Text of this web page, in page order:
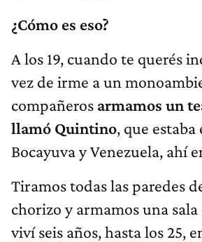
¿Cómo es eso?
A los 19, cuando te querés
vez de irme a un
compañeros armamos un
llamó Quintino, que
Bocayuva y Venezuela, ahí
Tiramos todas las paredes
chorizo y armamos una
viví seis años, hasta los 25,